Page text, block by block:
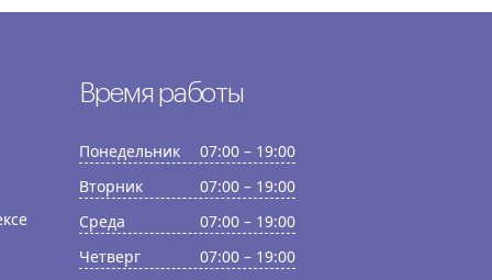
Время работы
Понедельник
07:00 – 19:00
Вторник
07:00 – 19:00
Среда
07:00 – 19:00
Четверг
07:00 – 19:00